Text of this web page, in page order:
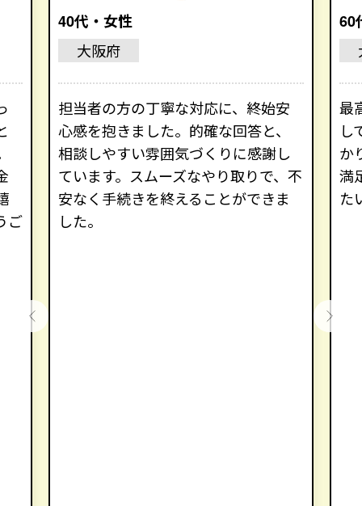
ご
40代・女性
大阪府
担当者の方の丁寧な対応に、終始安
心感を抱きました。的確な回答と、
相談しやすい雰囲気づくりに感謝し
ています。スムーズなやり取りで、不
安なく手続きを終えることができま
した。
60
最
し
か
満
た